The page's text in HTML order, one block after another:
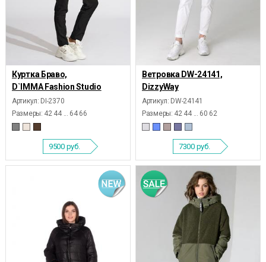
Куртка Браво,
D`IMMA Fashion Studio
Артикул: DI-2370
Размеры: 42 44 ... 64 66
9500 руб.
Ветровка DW-24141,
DizzyWay
Артикул: DW-24141
Размеры: 42 44 ... 60 62
7300 руб.